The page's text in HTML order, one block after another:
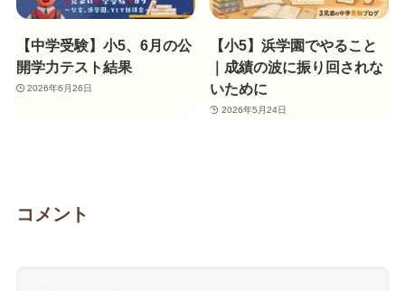
【中学受験】小5、6月の公
開学力テスト結果
2026年6月26日
【小5】浜学園でやること
｜成績の波に振り回されな
いために
2026年5月24日
コメント